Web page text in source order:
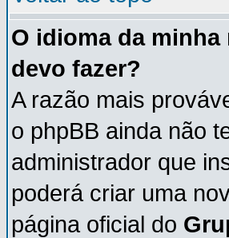
O idioma da
devo fazer?
A razão mais
o phpBB ainda não
administrador que
poderá criar uma
página oficial do